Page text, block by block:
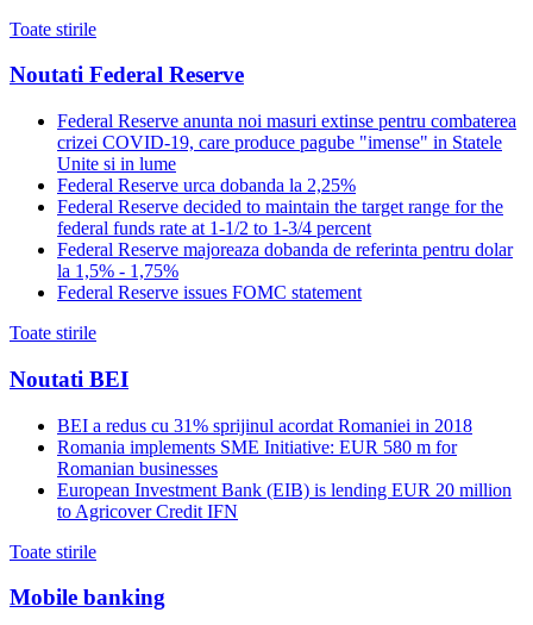
Toate stirile
Noutati Federal Reserve
Federal Reserve anunta noi masuri extinse pentru combaterea
crizei COVID-19, care produce pagube "imense" in Statele
Unite si in lume
Federal Reserve urca dobanda la 2,25%
Federal Reserve decided to maintain the target range for the
federal funds rate at 1-1/2 to 1-3/4 percent
Federal Reserve majoreaza dobanda de referinta pentru dolar
la 1,5% - 1,75%
Federal Reserve issues FOMC statement
Toate stirile
Noutati BEI
BEI a redus cu 31% sprijinul acordat Romaniei in 2018
Romania implements SME Initiative: EUR 580 m for
Romanian businesses
European Investment Bank (EIB) is lending EUR 20 million
to Agricover Credit IFN
Toate stirile
Mobile banking